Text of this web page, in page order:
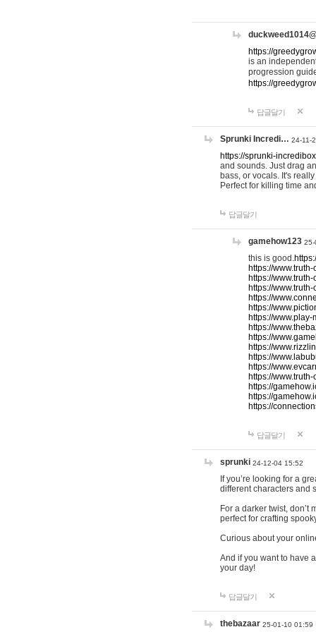
https://
is an
progression
https://
답글달기
Sprunki Incredi… 24-11-
https://sprunki-
and sounds. Just drag
bass, or vocals. It's
Perfect for killing time
답글달기
gamehow123 25-
this is good.
https://
https://
https://
https://
https://
https://
https://
https://
https://
https://
https://
https://
https://
https://
https://
답글달기
sprunki 24-12-04 15:52
If you’re looking for a
different characters and
For a darker twist, don’t
perfect for crafting
Curious about your
And if you want to have
your day!
답글달기
thebazaar 25-01-10 01:59